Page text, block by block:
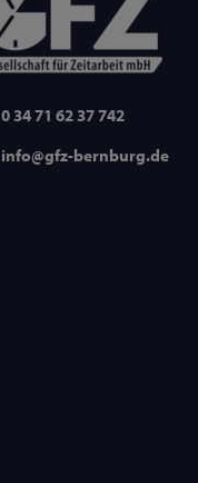
0 34 71 62 37 742
info
gfz-bernburg de